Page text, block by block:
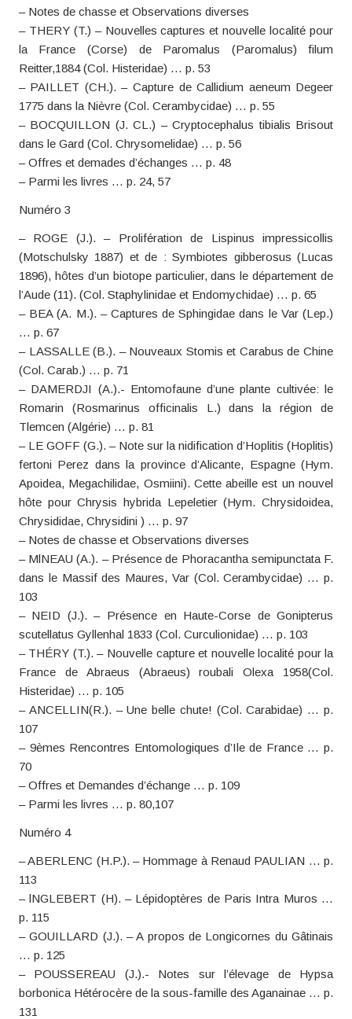
– Notes de chasse et Observations diverses
– THERY (T.) – Nouvelles captures et nouvelle localité pour
la France (Corse) de Paromalus (Paromalus) filum
Reitter,1884 (Col. Histeridae) … p. 53
– PAILLET (CH.). – Capture de Callidium aeneum Degeer
1775 dans la Nièvre (Col. Cerambycidae) … p. 55
– BOCQUILLON (J. CL.) – Cryptocephalus tibialis Brisout
dans le Gard (Col. Chrysomelidae) … p. 56
– Offres et demades d’échanges … p. 48
– Parmi les livres … p. 24, 57
Numéro 3
– ROGE (J.). – Prolifération de Lispinus impressicollis
(Motschulsky 1887) et de : Symbiotes gibberosus (Lucas
1896), hôtes d’un biotope particulier, dans le département de
l’Aude (11). (Col. Staphylinidae et Endomychidae) … p. 65
– BEA (A. M.). – Captures de Sphingidae dans le Var (Lep.)
… p. 67
– LASSALLE (B.). – Nouveaux Stomis et Carabus de Chine
(Col. Carab.) … p. 71
– DAMERDJI (A.).- Entomofaune d’une plante cultivée: le
Romarin (Rosmarinus officinalis L.) dans la région de
Tlemcen (Algérie) … p. 81
– LE GOFF (G.). – Note sur la nidification d’Hoplitis (Hoplitis)
fertoni Perez dans la province d’Alicante, Espagne (Hym.
Apoidea, Megachilidae, Osmiini). Cette abeille est un nouvel
hôte pour Chrysis hybrida Lepeletier (Hym. Chrysidoidea,
Chrysididae, Chrysidini ) … p. 97
– Notes de chasse et Observations diverses
– MlNEAU (A.). – Présence de Phoracantha semipunctata F.
dans le Massif des Maures, Var (Col. Cerambycidae) … p.
103
– NEID (J.). – Présence en Haute-Corse de Gonipterus
scutellatus Gyllenhal 1833 (Col. Curculionidae) … p. 103
– THÉRY (T.). – Nouvelle capture et nouvelle localité pour la
France de Abraeus (Abraeus) roubali Olexa 1958(Col.
Histeridae) … p. 105
– ANCELLIN(R.). – Une belle chute! (Col. Carabidae) … p.
107
– 9èmes Rencontres Entomologiques d’Ile de France … p.
70
– Offres et Demandes d’échange … p. 109
– Parmi les livres … p. 80,107
Numéro 4
– ABERLENC (H.P.). – Hommage à Renaud PAULIAN … p.
113
– lNGLEBERT (H). – Lépidoptères de Paris Intra Muros …
p. 115
– GOUILLARD (J.). – A propos de Longicornes du Gâtinais
… p. 125
– POUSSEREAU (J.).- Notes sur l’élevage de Hypsa
borbonica Hétérocère de la sous-famille des Aganainae … p.
131